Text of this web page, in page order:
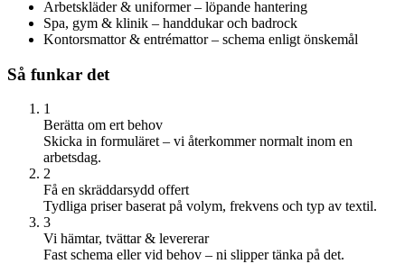
Arbetskläder & uniformer – löpande hantering
Spa, gym & klinik – handdukar och badrock
Kontorsmattor & entrémattor – schema enligt önskemål
Så funkar det
1
Berätta om ert behov
Skicka in formuläret – vi återkommer normalt inom en
arbetsdag.
2
Få en skräddarsydd offert
Tydliga priser baserat på volym, frekvens och typ av textil.
3
Vi hämtar, tvättar & levererar
Fast schema eller vid behov – ni slipper tänka på det.